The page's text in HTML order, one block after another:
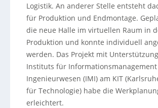
Logistik. An anderer Stelle entsteht
für Produktion und Endmontage.
die neue Halle im virtuellen Raum in
Produktion und konnte individuell
werden. Das Projekt mit
Instituts für
Ingenieurwesen (IMI) am KIT
für Technologie) habe die
erleichtert.